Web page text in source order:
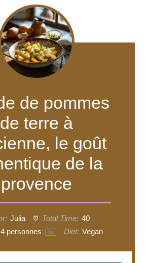
de pommes
de terre à
le goût
de la
provence
Julia Total Time: 40
4 personnes 1x Diet: Vegan